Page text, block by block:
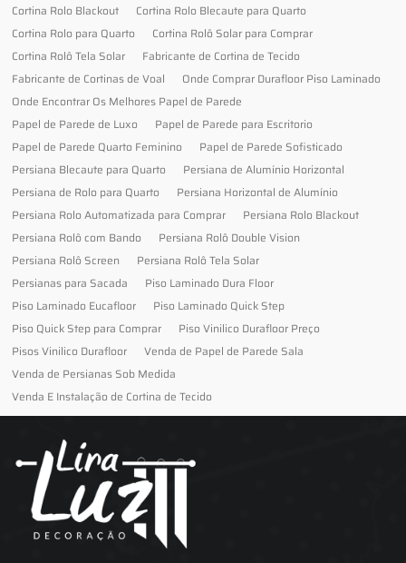
Cortina Rolo Blackout
Cortina Rolo Blecaute para Quarto
Cortina Rolo para Quarto
Cortina Rolô Solar para Comprar
Cortina Rolô Tela Solar
Fabricante de Cortina de Tecido
Fabricante de Cortinas de Voal
Onde Comprar Durafloor Piso Laminado
Onde Encontrar Os Melhores Papel de Parede
Papel de Parede de Luxo
Papel de Parede para Escritorio
Papel de Parede Quarto Feminino
Papel de Parede Sofisticado
Persiana Blecaute para Quarto
Persiana de Alumínio Horizontal
Persiana de Rolo para Quarto
Persiana Horizontal de Alumínio
Persiana Rolo Automatizada para Comprar
Persiana Rolo Blackout
Persiana Rolô com Bando
Persiana Rolô Double Vision
Persiana Rolô Screen
Persiana Rolô Tela Solar
Persianas para Sacada
Piso Laminado Dura Floor
Piso Laminado Eucafloor
Piso Laminado Quick Step
Piso Quick Step para Comprar
Piso Vinilico Durafloor Preço
Pisos Vinilico Durafloor
Venda de Papel de Parede Sala
Venda de Persianas Sob Medida
Venda E Instalação de Cortina de Tecido